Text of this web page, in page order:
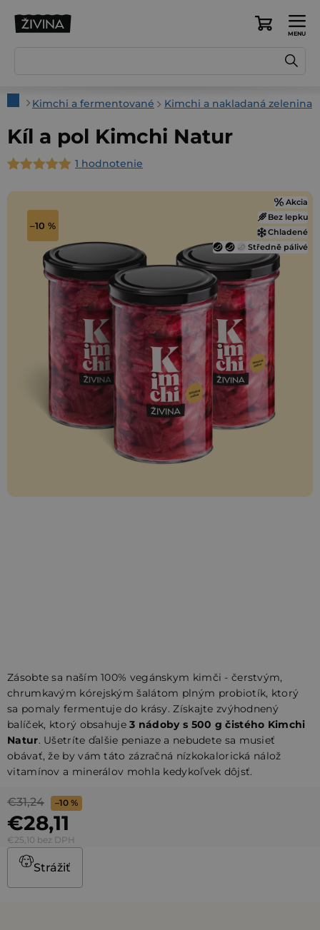
Nákupný
DomovKimchi a fermentované Kimchi a nakladaná zelenina
Zásobte sa naším 100% vegánskym kimči - čerstvým,
chrumkavým kórejským šalátom plným probiotík, ktorý
sa pomaly fermentuje do krásy. Získajte zvýhodnený
balíček, ktorý obsahuje3 nádoby s 500 g čistého Kimchi
Natur. Ušetríte ďalšie peniaze a nebudete sa musieť
obávať, že by vám táto zázračná nízkokalorická nálož
vitamínov a minerálov mohla kedykoľvek dôjsť.
€31,24 –10 %
€28,11
€25,10 bez DPH
Strážiť
Kíl a pol Kimchi Natur
Priemerné
hviezdičiek.
1 hodnotenie
Akcia
Bez lepku
Chladené
Středně pálivé
–10 %